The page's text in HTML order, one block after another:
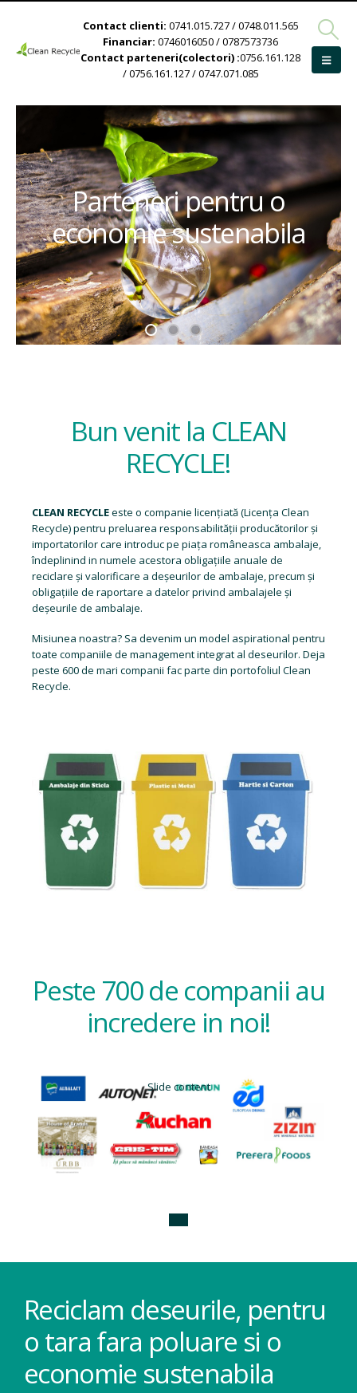
Contact clienti: 0741.015.727 / 0748.011.565
Financiar: 0746016050 / 0787573736
Contact parteneri(colectori) :0756.161.128
/ 0756.161.127 / 0747.071.085
Parteneri pentru o
economie sustenabila
Bun venit la CLEAN
RECYCLE!
CLEAN RECYCLEeste o companie licențiată (Licența Clean
Recycle) pentru preluarea responsabilității producătorilor și
importatorilor care introduc pe piața româneasca ambalaje,
îndeplinind in numele acestora obligațiile anuale de
reciclare și valorificare a deșeurilor de ambalaje, precum și
obligațiile de raportare a datelor privind ambalajele și
deșeurile de ambalaje.
Misiunea noastra? Sa devenim un model aspirational pentru
toate companiile de management integrat al deseurilor. Deja
peste 600 de mari companii fac parte din portofoliul Clean
Recycle.
Peste 700 de companii au
incredere in noi!
Slide content
Reciclam deseurile, pentru
o tara fara poluare si o
economie sustenabila